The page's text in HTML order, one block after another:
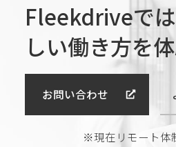
Fleekdriveでは
しい働き方を
お問い合わせ
※現在リモート体